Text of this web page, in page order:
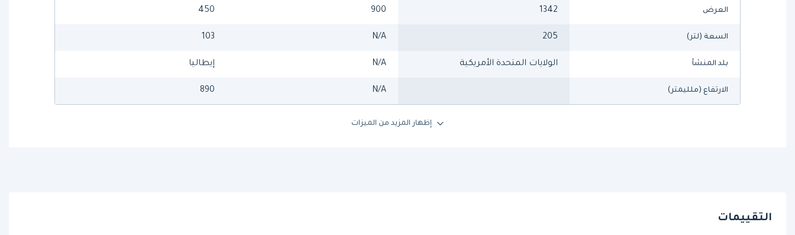
العرض 1342
900
450
السعة (لتر) 205
N/A
103
بلد المنشأ الولايات المتحدة الأمريكية N/A إيطاليا
الارتفاع (ملليمتر) N/A
890
إظهار المزيد من الميزات
التقييمات